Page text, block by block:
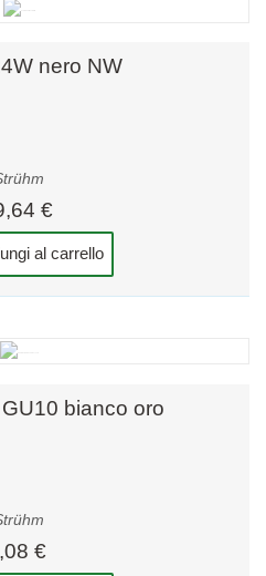
nero NW
€
al carrello
bianco oro
€